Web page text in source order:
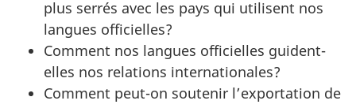
plus serrés avec les pays qui utilisent nos
langues officielles?
Comment nos langues officielles guident-
elles nos relations internationales?
Comment peut-on soutenir l’exportation de